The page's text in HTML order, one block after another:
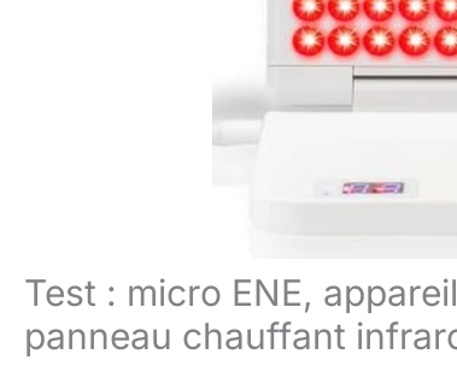
Test : micro ENE,
panneau chauffant